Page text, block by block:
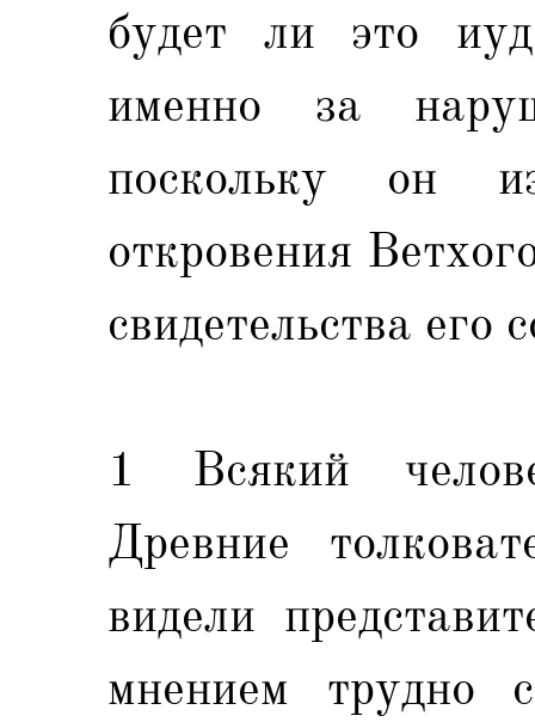
будет ли это
именно за
поскольку он
откровения
свидетельства его
1 Всякий
Древние
видели
мнением трудно